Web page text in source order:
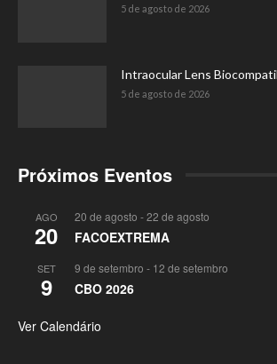
5 de agosto de 2026
Intraocular Lens
5 de agosto de 2026
Próximos Eventos
AGO
20
20 de agosto -22 de agosto
FACOEXTREMA
SET
9
9 de setembro - 12 de setembro
CBO 2026
Ver Calendário